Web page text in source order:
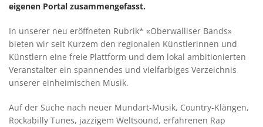
eigenen Portal zusammengefasst.
In unserer neu eröffneten Rubrik* «Oberwalliser Bands»
bieten wir seit Kurzem den regionalen Künstlerinnen und
Künstlern eine freie Plattform und dem lokal ambitionierten
Veranstalter ein spannendes und vielfarbiges Verzeichnis
unserer einheimischen Musik.
Auf der Suche nach neuer Mundart-Musik, Country-Klängen,
Rockabilly Tunes, jazzigem Weltsound, erfahrenen Rap